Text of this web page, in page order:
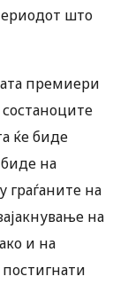
што
премиери
ќе биде
на
на
на
и на